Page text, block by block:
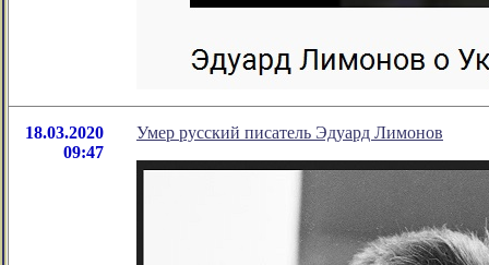
18.03.2020
09:47
Умер русский писатель Эдуард Лимонов